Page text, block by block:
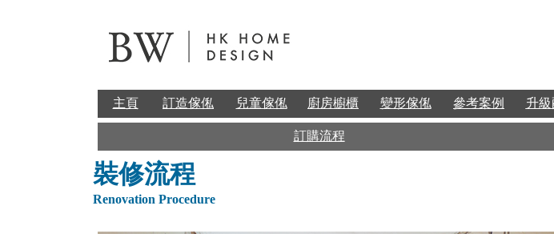
主頁 訂造傢俬 兒童傢俬 廚房櫥櫃 變形傢俬 參考案例 升
訂購流程
裝修流程
Renovation Procedure